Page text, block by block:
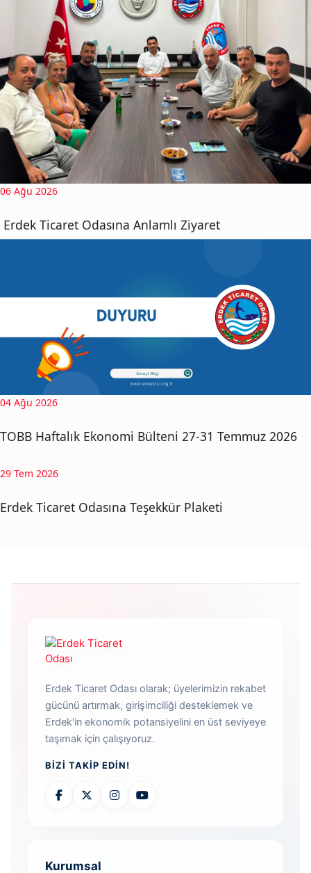
06 Ağu 2026
Erdek Ticaret Odasına Anlamlı Ziyaret
04 Ağu 2026
TOBB Haftalık Ekonomi Bülteni 27-31 Temmuz 2026
29 Tem 2026
Erdek Ticaret Odasına Teşekkür Plaketi
Erdek Ticaret Odası olarak; üyelerimizin rekabet
gücünü artırmak, girişimciliği desteklemek ve
Erdek'in ekonomik potansiyelini en üst seviyeye
taşımak için çalışıyoruz.
BIZI TAKIP EDIN!
Kurumsal